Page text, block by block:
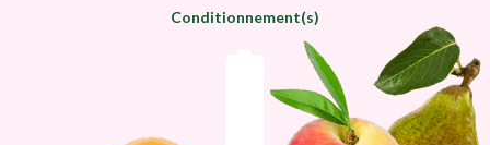
Conditionnement(s)